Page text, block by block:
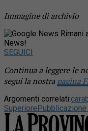
Immagine di archivio
Rimani
News!
SEGUICI
Continua a leggere le
segui la nostra pagina
Argomenti correlati:
Superiore